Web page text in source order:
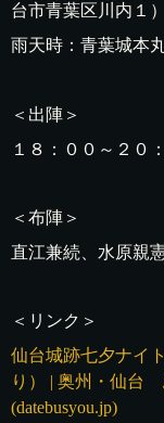
台市青葉区川内１）
雨天時：青葉城本
＜出陣＞
１８：００～２０
＜布陣＞
直江兼続、水原親
＜リンク＞
仙台城跡七夕ナイ
り） | 奥州・仙台
(datebusyou.jp)